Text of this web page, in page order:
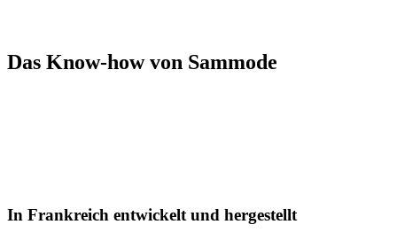
Das Know-how von Sammode
In Frankreich entwickelt und hergestellt